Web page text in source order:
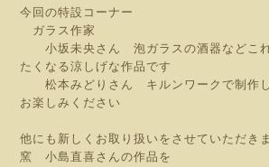
今回の特設コーナー
ガラス作家
小坂未央さん 泡ガラスの酒器などこれ
たくなる涼しげな作品です
松本みどりさん キルンワークで制作し
お楽しみください
他にも新しくお取り扱いをさせていただ
窯 小島直喜さんの作品を